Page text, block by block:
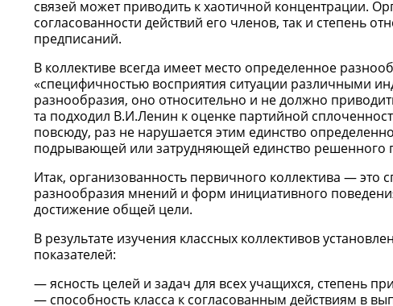
связей может приводить к хаотичной концентрации.
согласованности действий его членов, так и степень
предписаний.
В коллективе всегда имеет место определенное
«специфичностью восприятия ситуации различными
разнообразия, оно относительно и не должно
та подходил В.И.Ленин к оценке партийной
повсюду, раз не нарушается этим единство
подрывающей или затрудняющей единство решенного
Итак, организованность первичного коллектива — это
разнообразия мнений и форм инициативного
достижение общей цели.
В результате изучения классных коллективов
показателей:
ясность целей и задач для всех учащихся, степень
способность класса к согласованным действиям в